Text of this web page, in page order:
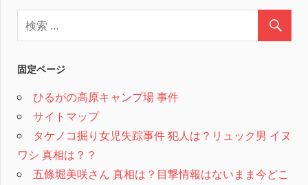
固定ページ
ひるがの高原キャンプ場 事件
サイトマップ
タケノコ掘り女児失踪事件 犯人は？リュック男 イヌ
ワシ 真相は？？
五條堀美咲さん 真相は？目撃情報はないまま今どこ